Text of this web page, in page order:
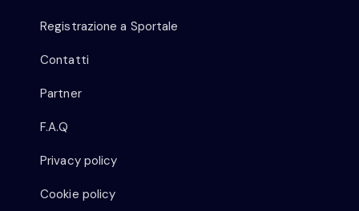
Registrazione a Sportale
Contatti
Partner
F.A.Q
Privacy policy
Cookie policy